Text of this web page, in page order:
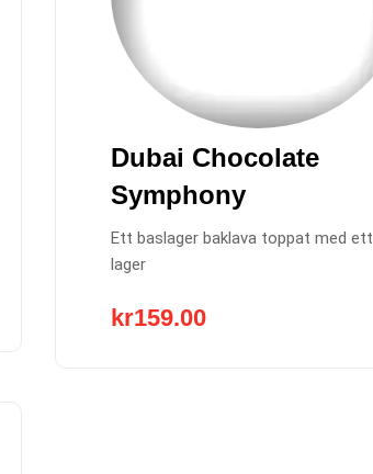
Dubai Chocolate
Symphony
Ett baslager baklava toppat med ett
lager
kr159.00